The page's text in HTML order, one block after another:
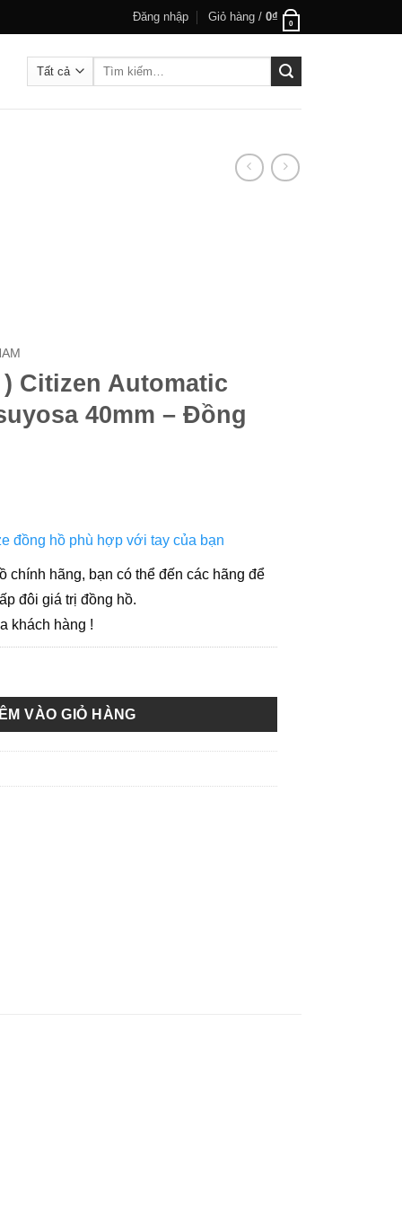
Đăng nhập Giỏ hàng / 0₫
0
Tìm
) Citizen Automatic
40mm – Đồng
đồng hồ phù hợp với tay của bạn
chính hãng, bạn có thể đến các hãng để
đôi giá trị đồng hồ.
khách hàng !
NJ0152-51X Tsuyosa 40mm - Đồng Hồ Nam số lượng
VÀO GIỎ HÀNG